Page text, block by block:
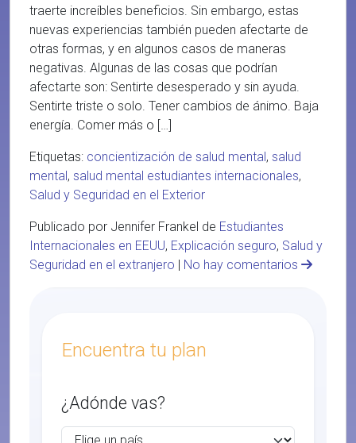
traerte increíbles beneficios. Sin embargo, estas
nuevas experiencias también pueden afectarte de
otras formas, y en algunos casos de maneras
negativas. Algunas de las cosas que podrían
afectarte son: Sentirte desesperado y sin ayuda.
Sentirte triste o solo. Tener cambios de ánimo. Baja
energía. Comer más o […]
Etiquetas: concientización de salud mental, salud
mental, salud mental estudiantes internacionales,
Salud y Seguridad en el Exterior
Publicado por Jennifer Frankel de Estudiantes
Internacionales en EEUU, Explicación seguro, Salud y
Seguridad en el extranjero | No hay comentarios
Encuentra tu plan
¿Adónde vas?